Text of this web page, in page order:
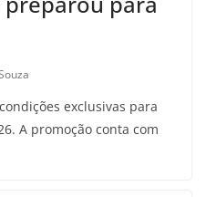
exclusivas para
A promoção conta com